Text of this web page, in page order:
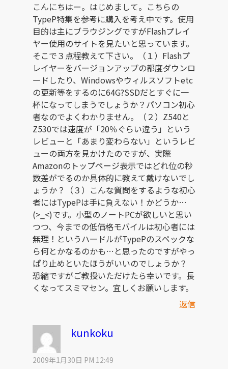
こんにちはー。はじめまして。こちらの
TypeP特集を参考に購入を考え中です。使用
目的は主にブラウジングですがFlashプレイ
ヤー使用のサイトを見たいと思っています。
そこで３点程教えて下さい。（１）Flashプ
レイヤーをバージョンアップの都度ダウンロ
ードしたり、Windowsやウィルスソフトetc
の更新等をするのに64G?SSDだとすぐに一
杯になってしまうでしょうか？パソコン初心
者なのでよくわかりません。（２）Z540と
Z530では速度が「20％ぐらい違う」という
レビューと「あまり変わらない」というレビ
ューの両方を見かけたのですが、実際
Amazonのトップページ表示ではどれ位の秒
数差がでるのか具体的に教えて戴けないでし
ょうか？（３）こんな質問をするような初心
者にはTypePは手に負えない！かどうか…
(>_<)です。小型のノートPCが欲しいと思い
つつ、今までの低価格モバイルは初心者には
無理！というハードルがTypePのスペックな
ら何とかなるのかも…と思ったのですがやっ
ぱり止めといたほうがいいのでしょうか？
恐縮ですがご教授いただけたら幸いです。長
くなってスミマセン。宜しくお願いします。
返信
kunkoku
2009年1月30日 PM 12:49